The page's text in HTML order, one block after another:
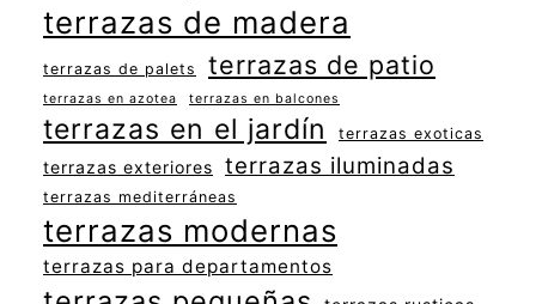
terrazas de madera
terrazas de palets terrazas de patio
terrazas en azotea terrazas en balcones
terrazas en el jardín terrazas exoticas
terrazas exteriores terrazas iluminadas
terrazas mediterráneas
terrazas modernas
terrazas para departamentos